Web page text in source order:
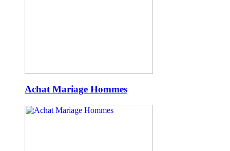
Achat Mariage Hommes